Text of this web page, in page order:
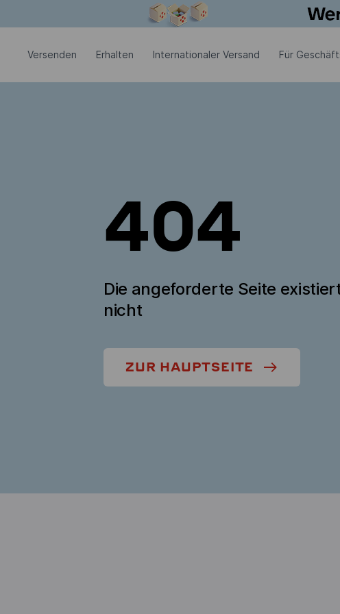
Versenden Erhalten Internationaler Versand Für
404
Die angeforderte Seite
nicht
ZUR HAUPTSEITE
Modales Fenster ist geöffnet